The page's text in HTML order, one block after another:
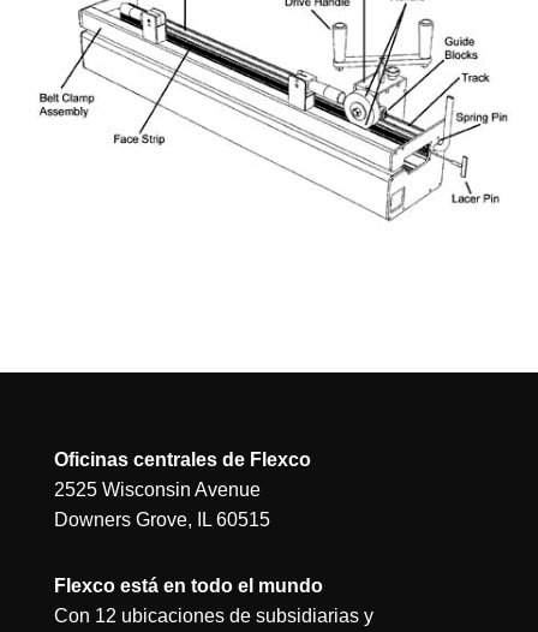
Oficinas centrales de Flexco
2525 Wisconsin Avenue
Downers Grove, IL 60515
Flexco está en todo el mundo
Con 12 ubicaciones de subsidiarias y